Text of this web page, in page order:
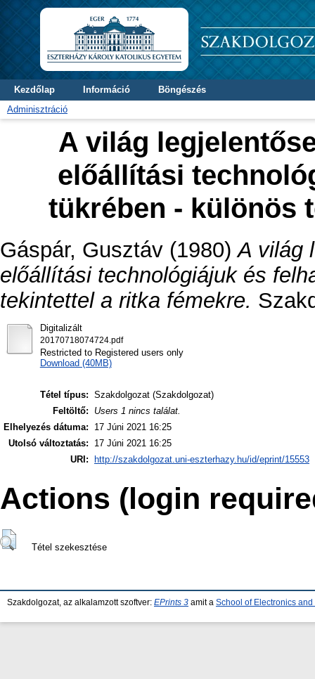
Kezdőlap Információ
Böngészés
Adminisztráció
A világ
előállítási
tükrében - különös
Gáspár, Gusztáv (1980)A világ
előállítási technológiájuk és
tekintettel a ritka fémekre.
Digitalizált
20170718074724.pdf
Restricted to Registered users only
Download (40MB)
Tétel típus: Szakdolgozat (Szakdolgozat)
Feltöltő:
Users 1 nincs találat.
Elhelyezés dátuma:
17 Júni 2021 16:25
Utolsó változtatás:
17 Júni 2021 16:25
URI:
http://szakdolgozat.uni-eszterhazy.hu/id/eprint/15553
Actions (login
Tétel szekesztése
Szakdolgozat, az alkalamzott szoftver: EPrints 3 amit a School of Electronics